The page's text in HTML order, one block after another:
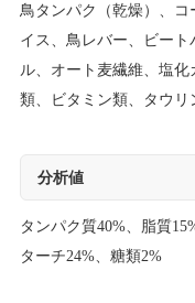
鳥タンパク（乾燥）、
イス、鳥レバー、ビー
ル、オート麦繊維、塩
類、ビタミン類、タウ
分析値
タンパク質40%、脂質
ターチ24%、糖類2%